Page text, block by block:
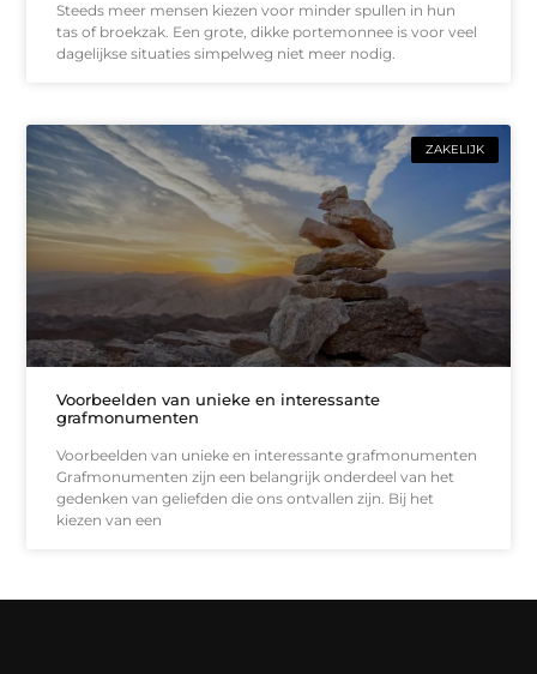
Steeds meer mensen kiezen voor minder spullen in hun
tas of broekzak. Een grote, dikke portemonnee is voor veel
dagelijkse situaties simpelweg niet meer nodig.
ZAKELIJK
Voorbeelden van unieke en interessante
grafmonumenten
Voorbeelden van unieke en interessante grafmonumenten
Grafmonumenten zijn een belangrijk onderdeel van het
gedenken van geliefden die ons ontvallen zijn. Bij het
kiezen van een